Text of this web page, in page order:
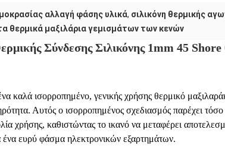
αλλαγή φάσης υλικά, σιλικόνη θερμικής
θερμικά μαξιλάρια γεμισμάτων των κενών
Σύνδεσης Σιλικόνης 1mm 45
καλά ισορροπημένο, γενικής χρήσης θερμικό
Αυτός ο ισορροπημένος σχεδιασμός παρέχει
χρήσης, καθιστώντας το ικανό να μεταφέρει
ένα ευρύ φάσμα ηλεκτρονικών εξαρτημάτων.